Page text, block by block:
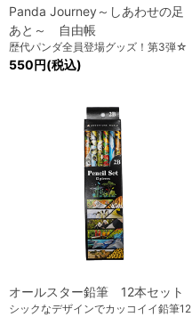
Panda Journey～しあわせの足
あと～ 自由帳
歴代パンダ全員登場グッズ！第3弾☆
550円(税込)
オールスター鉛筆 12本セット
シックなデザインでカッコイイ鉛筆12